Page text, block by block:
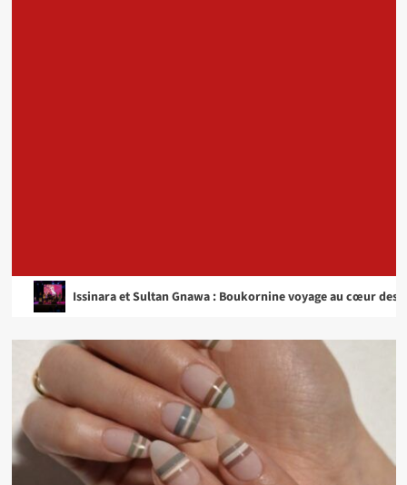
Gnawa : Boukornine voyage au cœur des sonorités algériennes